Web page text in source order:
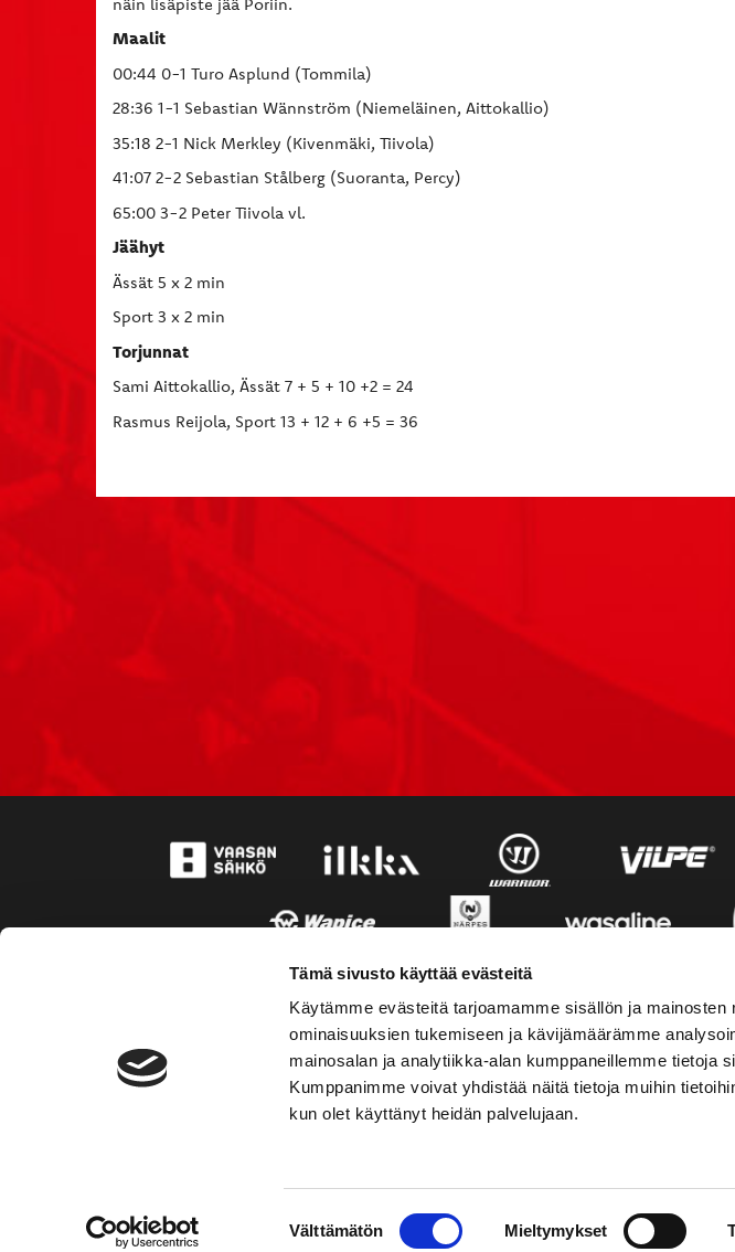
Tämä sivusto käyttää evästeitä
Käytämme evästeitä tarjoamamme sisällön ja mainosten
ominaisuuksien tukemiseen ja kävijämäärämme
mainosalan ja analytiikka-alan kumppaneillemme tietoja
Kumppanimme voivat yhdistää näitä tietoja muihin
kun olet käyttänyt heidän palvelujaan.
Välttämätön Mieltymykset
Maalit
00:44 0-1 Turo Asplund (Tommila)
28:36 1-1 Sebastian Wännström (Niemeläinen, Aittokallio)
35:18 2-1 Nick Merkley (Kivenmäki, Tiivola)
41:07 2-2 Sebastian Stålberg (Suoranta, Percy)
65:00 3-2 Peter Tiivola vl.
Jäähyt
Ässät 5 x 2 min
Sport 3 x 2 min
Torjunnat
Sami Aittokallio, Ässät 7 + 5 + 10 +2 = 24
Rasmus Reijola, Sport 13 + 12 + 6 +5 = 36
Hockey-Team Vaasan Sport Oy
YHTEYSTIEDOT
Puh: 02 01 555 600